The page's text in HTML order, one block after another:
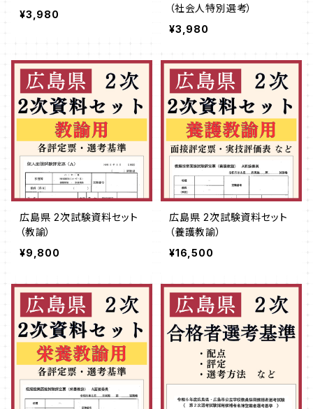
¥3,980
（社会人特別選考）
¥3,980
広島県 2次試験資料セット
（教諭）
¥9,800
広島県 2次試験資料セット
（養護教諭）
¥16,500